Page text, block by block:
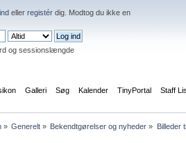
eller registér dig. Modtog du ikke en
og sessionslængde
Galleri Søg Kalender TinyPortal Staff
» Generelt» Bekendtgørelser og nyheder » Billeder